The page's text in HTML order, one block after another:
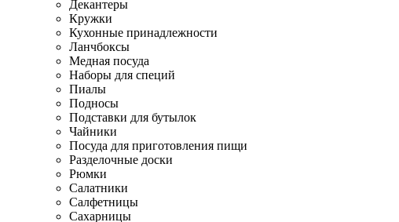
Декантеры
Кружки
Кухонные принадлежности
Ланчбоксы
Медная посуда
Наборы для специй
Пиалы
Подносы
Подставки для бутылок
Чайники
Посуда для приготовления пищи
Разделочные доски
Рюмки
Салатники
Салфетницы
Сахарницы